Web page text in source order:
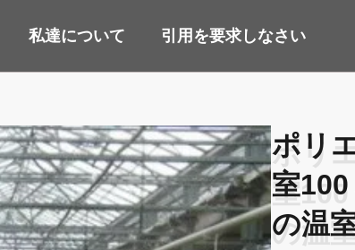
私達について 引用を要求しなさい
ポリ
室
の温
ポリ
室
の温